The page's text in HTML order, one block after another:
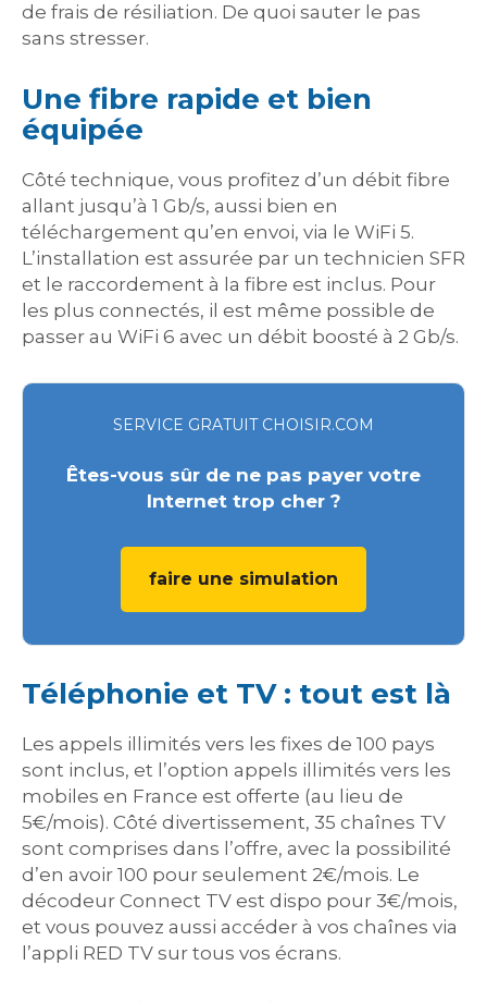
de frais de résiliation. De quoi sauter le pas
sans stresser.
Une fibre rapide et bien
équipée
Côté technique, vous profitez d’un débit fibre
allant jusqu’à 1 Gb/s, aussi bien en
téléchargement qu’en envoi, via le WiFi 5.
L’installation est assurée par un technicien SFR
et le raccordement à la fibre est inclus. Pour
les plus connectés, il est même possible de
passer au WiFi 6 avec un débit boosté à 2 Gb/s.
SERVICE GRATUIT CHOISIR.COM
Êtes-vous sûr de ne pas payer votre
Internet trop cher ?
faire une simulation
Téléphonie et TV : tout est là
Les appels illimités vers les fixes de 100 pays
sont inclus, et l’option appels illimités vers les
mobiles en France est offerte (au lieu de
5€/mois). Côté divertissement, 35 chaînes TV
sont comprises dans l’offre, avec la possibilité
d’en avoir 100 pour seulement 2€/mois. Le
décodeur Connect TV est dispo pour 3€/mois,
et vous pouvez aussi accéder à vos chaînes via
l’appli RED TV sur tous vos écrans.